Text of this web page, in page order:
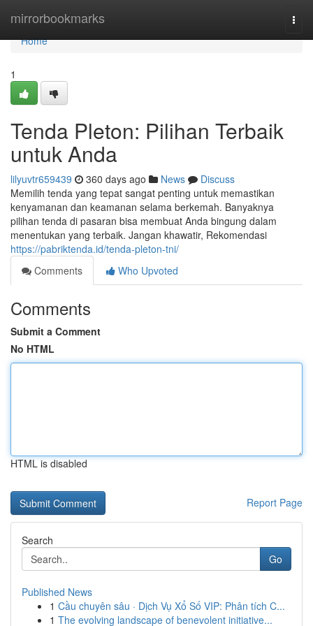
mirrorbookmarks
Home
Home
1
Tenda Pleton: Pilihan Terbaik
untuk Anda
lilyuvtr659439 360 days ago News
Discuss
Memilih tenda yang tepat sangat penting untuk memastikan
kenyamanan dan keamanan selama berkemah. Banyaknya
pilihan tenda di pasaran bisa membuat Anda bingung dalam
menentukan yang terbaik. Jangan khawatir, Rekomendasi
https://pabriktenda.id/tenda-pleton-tni/
Comments
Who Upvoted
Comments
Submit a Comment
No HTML
HTML is disabled
Report Page
Search
Go
Published News
1 Cầu chuyên sâu · Dịch Vụ Xổ Số VIP: Phân tích C...
1 The evolving landscape of benevolent initiative...